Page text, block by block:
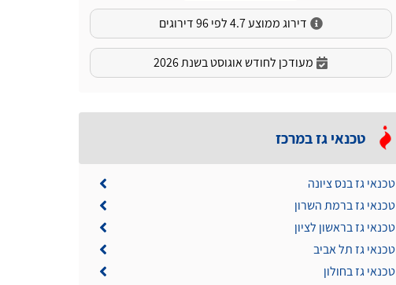
דירוג ממוצע 4.7 לפי 96 דירוגים
מעודכן לחודש אוגוסט בשנת 2026
טכנאי גז במרכז
טכנאי גז בנס ציונה
טכנאי גז ברמת השרון
טכנאי גז בראשון לציון
טכנאי גז תל אביב
טכנאי גז בחולון